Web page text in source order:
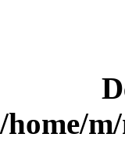
/home/